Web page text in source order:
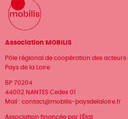
Association MOBILIS
Pôle régional de coopération des acteurs
Pays de la Loire
BP 70204
44002 NANTES Cedex 01
Mail : contact@mobilis-paysdelaloire.fr
Association financée par l'État